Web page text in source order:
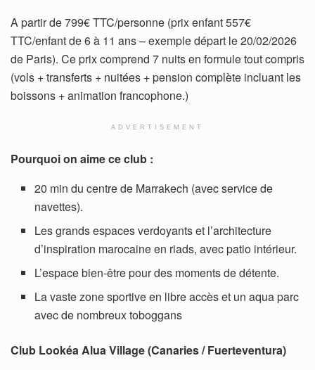
A partir de 799€ TTC/personne (prix enfant 557€
TTC/enfant de 6 à 11 ans – exemple départ le 20/02/2026
de Paris). Ce prix comprend 7 nuits en formule tout compris
(vols + transferts + nuitées + pension complète incluant les
boissons + animation francophone.)
ADVERTISEMENT
Pourquoi on aime ce club :
20 min du centre de Marrakech (avec service de
navettes).
Les grands espaces verdoyants et l’architecture
d’inspiration marocaine en riads, avec patio intérieur.
L’espace bien-être pour des moments de détente.
La vaste zone sportive en libre accès et un aqua parc
avec de nombreux toboggans
Club Lookéa Alua Village (Canaries / Fuerteventura)